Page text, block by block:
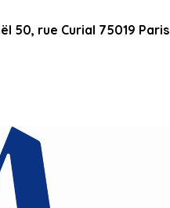
rue Curial 75019 Paris